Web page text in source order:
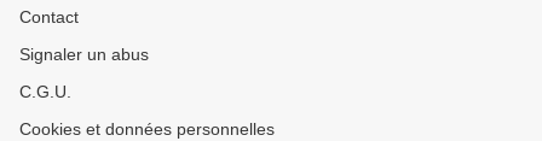
Contact
Signaler un abus
C.G.U.
Cookies et données personnelles